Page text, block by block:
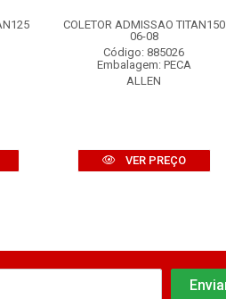
COLETOR ADMISSAO TITAN150
06-08
Código: 885026
Embalagem: PECA
ALLEN
VER PREÇO